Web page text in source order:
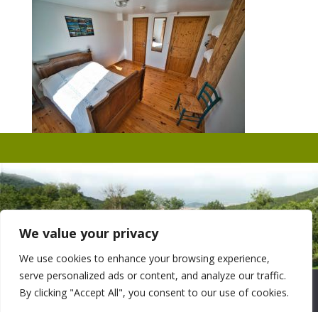
We value your privacy
We use cookies to enhance your browsing experience,
serve personalized ads or content, and analyze our traffic.
By clicking "Accept All", you consent to our use of cookies.
© Copyright 2004-2021 - chantelou.fr - Gîte de groupes
Chantelou - Cadebaud - 63270 Sallèdes - Auvergne
Nous utilisons des cookies pour vous garantir la meilleure
expérience sur notre site web. Si vous continuez à utiliser ce